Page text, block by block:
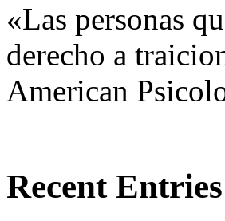
«Las personas
derecho a
American
Recent Entries